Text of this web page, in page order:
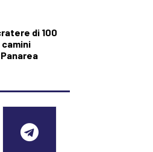
di 100